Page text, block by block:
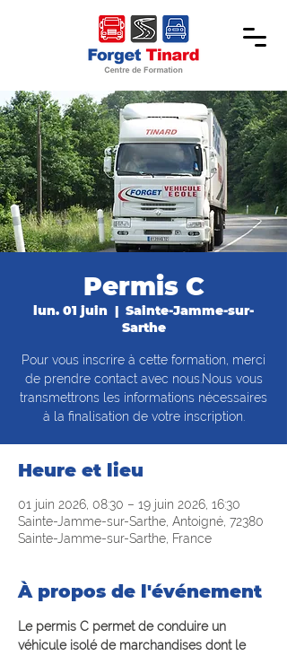
Permis C
lun. 01 juin
  |
Sainte-Jamme-sur-
Sarthe
Pour vous inscrire à cette formation, merci
de prendre contact avec nous.Nous vous
transmettrons les informations nécessaires
à la finalisation de votre inscription.
Heure et lieu
01 juin 2026, 08:30 – 19 juin 2026, 16:30
Sainte-Jamme-sur-Sarthe, Antoigné, 72380
Sainte-Jamme-sur-Sarthe, France
À propos de l'événement
Le permis C permet de conduire un
véhicule isolé de marchandises dont le